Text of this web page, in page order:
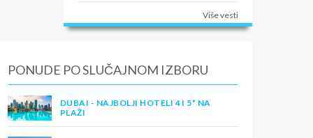
Više vesti
PONUDE PO SLUČAJNOM IZBORU
DUBAI - NAJBOLJI HOTELI 4 I 5* NA
PLAŽI